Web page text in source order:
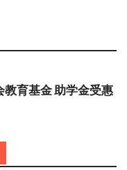
育基金 助学金受惠